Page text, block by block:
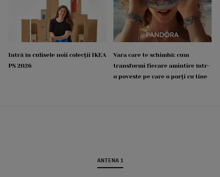
Intră în culisele noii colecții IKEA
PS 2026
Vara care te schimbă: cum
transformi fiecare amintire într-
o poveste pe care o porți cu tine
ANTENA 1